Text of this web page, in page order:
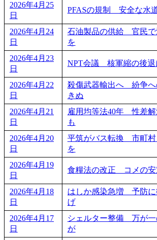
2026年4月25
日
PFASの規制 安全な水
2026年4月24
日
石油製品の供給 官民で
を
2026年4月23
日
NPT会議 核軍縮の後退
2026年4月22
日
殺傷武器輸出へ 紛争
きぬ
2026年4月21
日
雇用均等法40年 性差
も
2026年4月20
日
平筑がバス転換 市町村
を
2026年4月19
日
食糧法の改正 コメの安
2026年4月18
日
はしか感染急増 予防に
げ
2026年4月17
日
シェルター整備 万が一
が